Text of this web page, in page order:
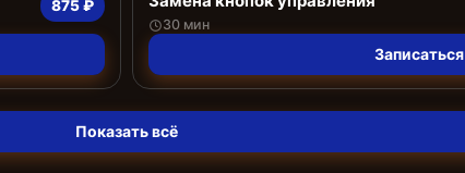
875 ₽
30 мин
Записаться
Показать всё